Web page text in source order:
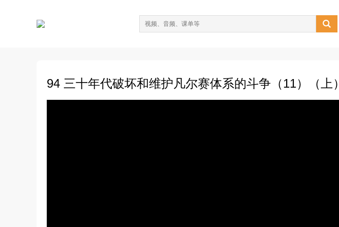

94 三十年代破坏和维护凡尔赛体系的斗争（11）（上）